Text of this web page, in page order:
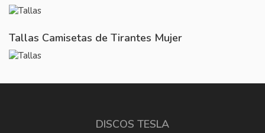
Tallas Camisetas de Tirantes Mujer
DISCOS TESLA